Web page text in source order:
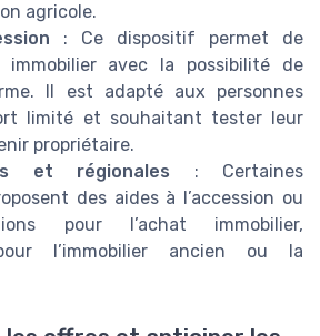
agricole.
: Ce dispositif permet de
avec la possibilité de
Il est adapté aux personnes
limité et souhaitant tester leur
propriétaire.
et régionales : Certaines
des aides à l’accession ou
pour l’achat immobilier,
l’immobilier ancien ou la